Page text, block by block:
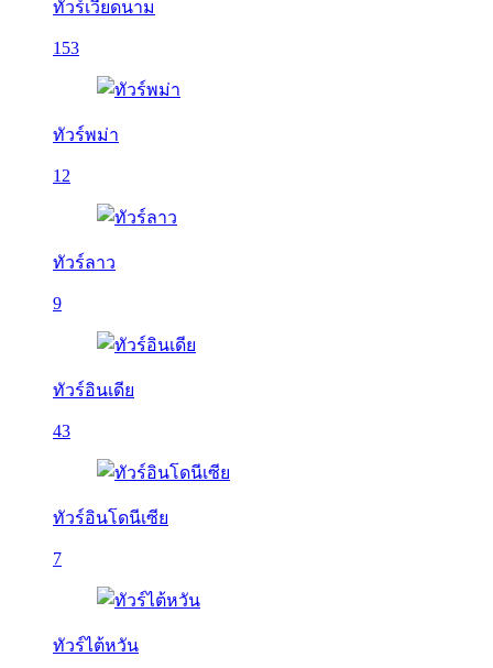
ทัวร์เวียดนาม
153
ทัวร์พม่า
12
ทัวร์ลาว
9
ทัวร์อินเดีย
43
ทัวร์อินโดนีเซีย
7
ทัวร์ไต้หวัน